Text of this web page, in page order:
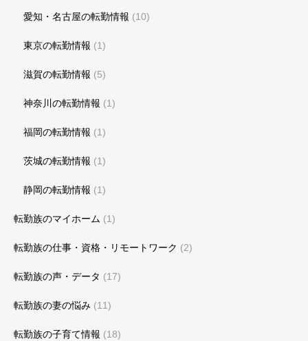
愛知・名古屋の転勤情報 (10)
東京の転勤情報 (1)
滋賀の転勤情報 (5)
神奈川の転勤情報 (1)
福岡の転勤情報 (1)
茨城の転勤情報 (1)
静岡の転勤情報 (1)
転勤族のマイホーム (1)
転勤族の仕事・資格・リモートワーク (2)
転勤族の声・データ (17)
転勤族の妻の悩み (11)
転勤族の子育て情報 (18)